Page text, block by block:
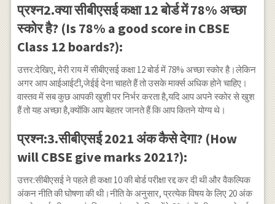
प्रश्न2.क्या सीबीएसई कक्षा 12 बोर्ड में 78% अच्छा
स्कोर है? (Is 78% a good score in CBSE
Class 12 boards?):
उत्तर:देखिए, मेरी राय में सीबीएसई कक्षा 12 बोर्ड में 78% अच्छा स्कोर है।लेकिन
अगर आप आईआईटी,जेईई देना चाहते हैं तो उसके मार्क्स अधिक होने चाहिए।
वास्तव में सब कुछ आपकी खुशी पर निर्भर करता है,यदि आप अपने स्कोर से खुश
हैं तो यह अच्छा है,क्योंकि आप बेहतर जानते हैं कि आप कितने योग्य थे।
प्रश्न:3.सीबीएसई 2021 अंक कैसे देगा? (How
will CBSE give marks 2021?):
उत्तर:सीबीएसई ने पहले ही कक्षा 10 की बोर्ड परीक्षा रद्द कर दी थी और वैकल्पिक
अंकन नीति की घोषणा की थी।नीति के अनुसार, प्रत्येक विषय के लिए 20 अंक